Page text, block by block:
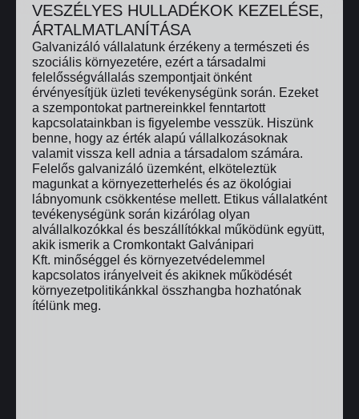
VESZÉLYES HULLADÉKOK KEZELÉSE,
ÁRTALMATLANÍTÁSA
Galvanizáló vállalatunk érzékeny a természeti és
szociális környezetére, ezért a társadalmi
felelősségvállalás szempontjait önként
érvényesítjük üzleti tevékenységünk során. Ezeket
a szempontokat partnereinkkel fenntartott
kapcsolatainkban is figyelembe vesszük. Hiszünk
benne, hogy az érték alapú vállalkozásoknak
valamit vissza kell adnia a társadalom számára.
Felelős galvanizáló üzemként, elköteleztük
magunkat a környezetterhelés és az ökológiai
lábnyomunk csökkentése mellett. Etikus vállalatként
tevékenységünk során kizárólag olyan
alvállalkozókkal és beszállítókkal működünk együtt,
akik ismerik a Cromkontakt Galvánipari
Kft. minőséggel és környezetvédelemmel
kapcsolatos irányelveit és akiknek működését
környezetpolitikánkkal összhangba hozhatónak
ítélünk meg.